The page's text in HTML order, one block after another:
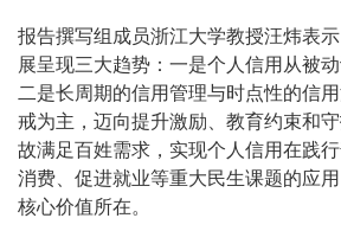
报告撰写组成员浙江大学教授汪炜表
展呈现三大趋势：一是个人信用从被
二是长周期的信用管理与时点性的信
戒为主，迈向提升激励、教育约束和守
故满足百姓需求，实现个人信用在践
消费、促进就业等重大民生课题的应
核心价值所在。